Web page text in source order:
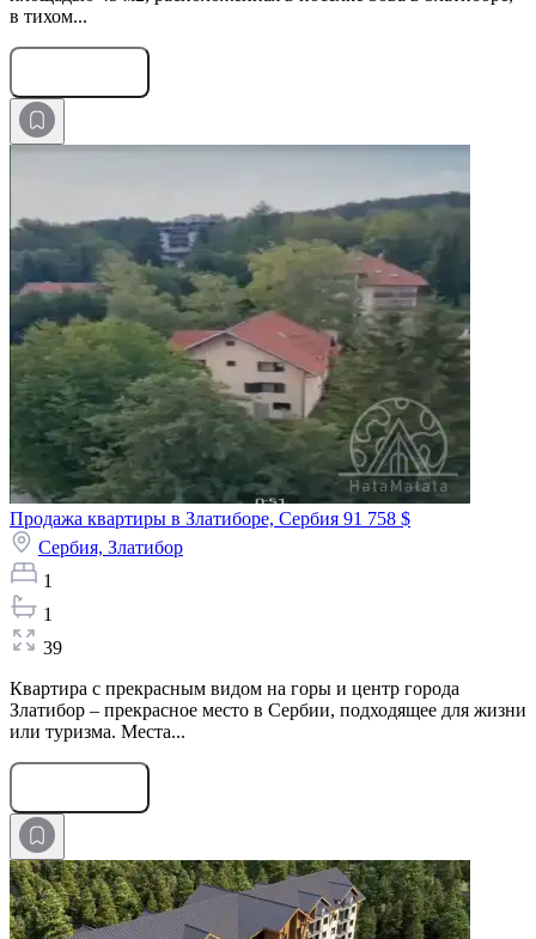
в тихом...
Продажа квартиры в Златиборе, Сербия 91 758 $
Сербия, Златибор
1
1
39
Квартира с прекрасным видом на горы и центр города
Златибор – прекрасное место в Сербии, подходящее для жизни
или туризма. Места...